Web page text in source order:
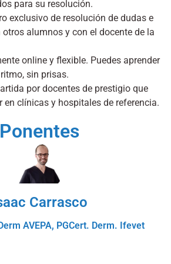
para su resolución.
exclusivo de resolución de dudas e
alumnos y con el docente de la
online y flexible. Puedes aprender
sin prisas.
por docentes de prestigio que
en clínicas y hospitales de referencia.
Ponentes
Carrasco
AVEPA, PGCert. Derm. Ifevet